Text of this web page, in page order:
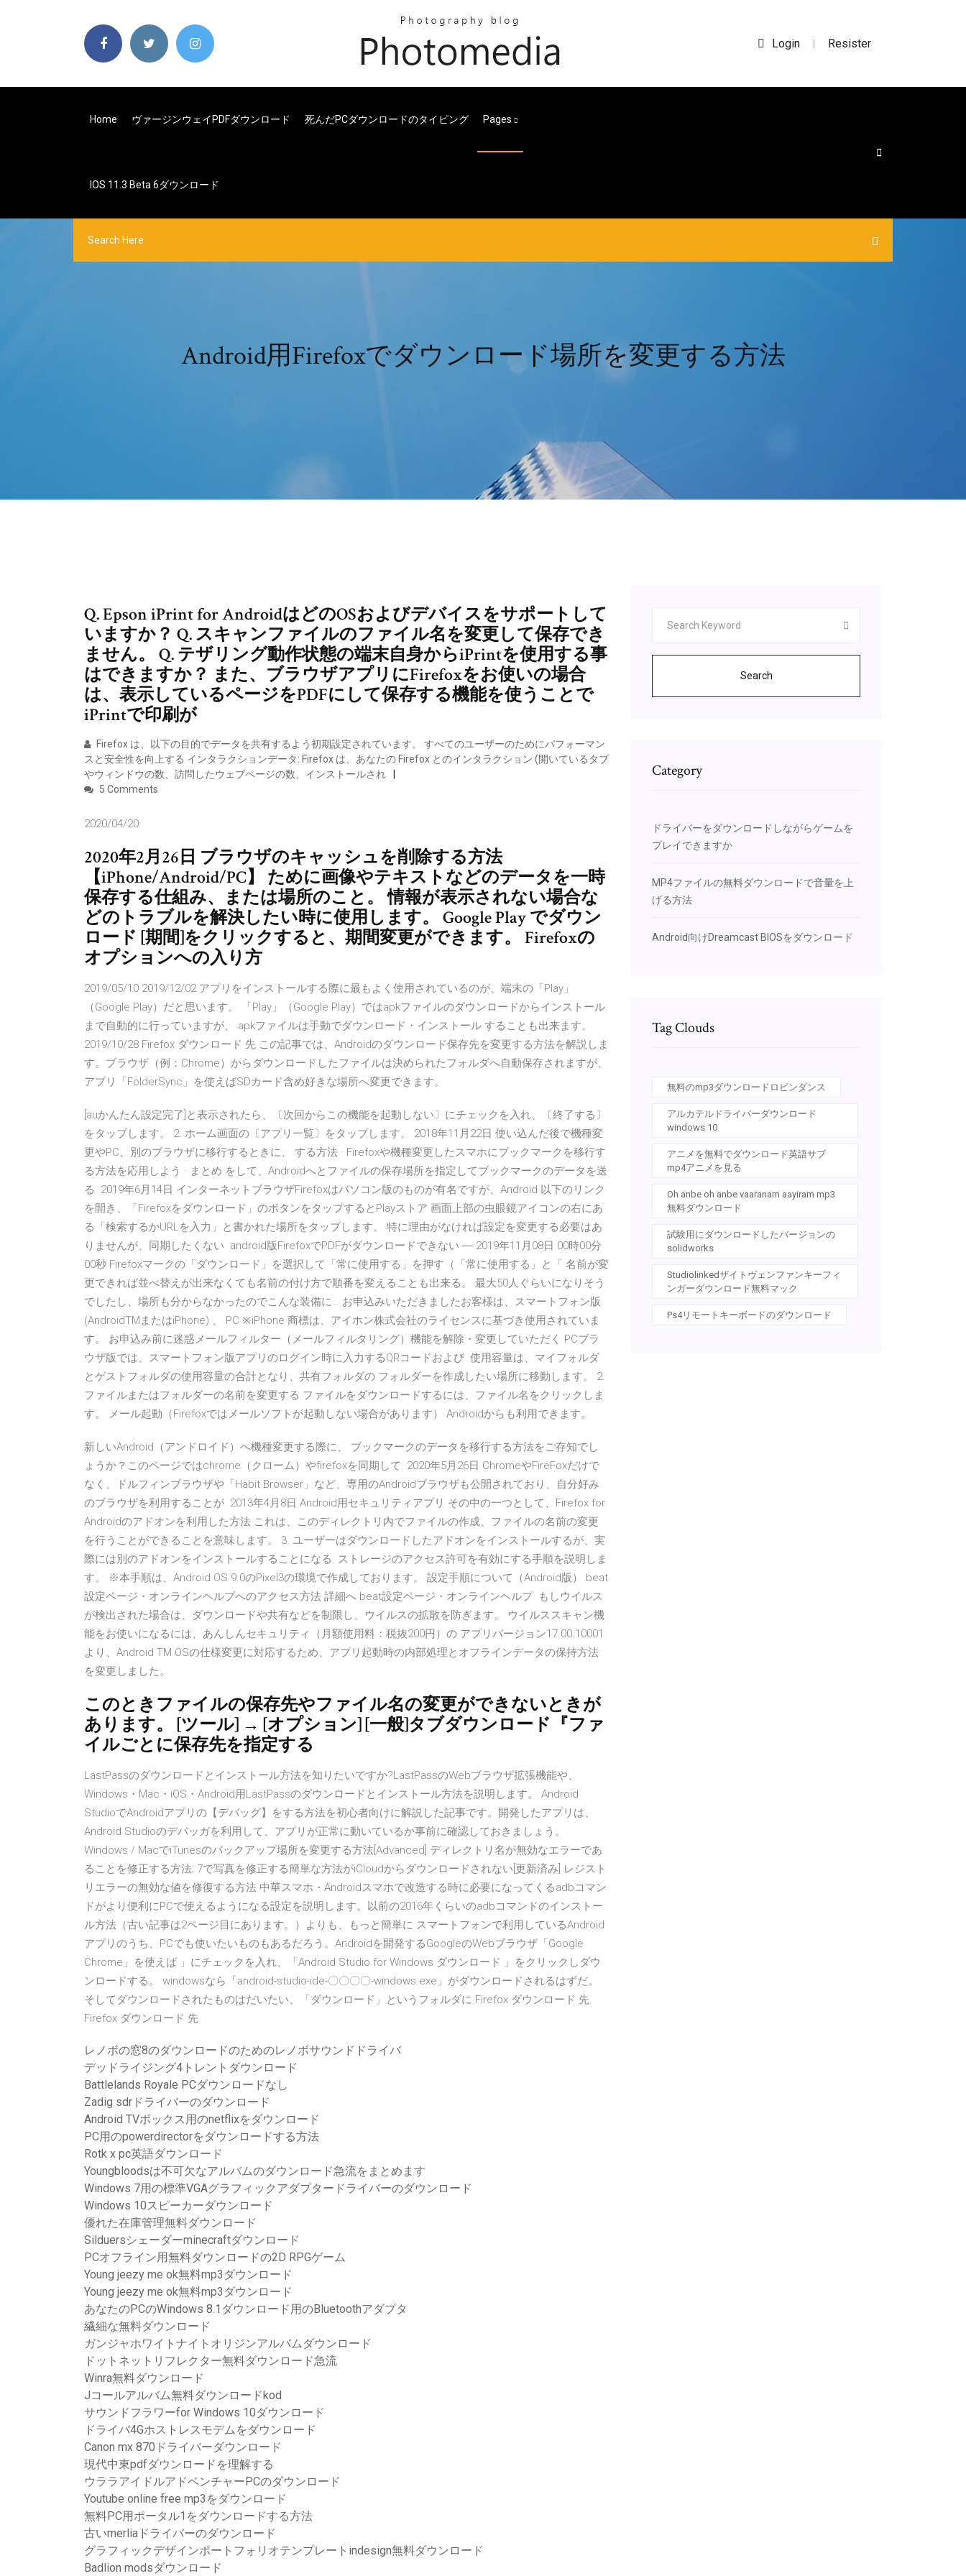
Login | Resister
Home ヴァージンウェイPDFダウンロード 死んだPCダウンロードのタイピング Pages
IOS 11.3 Beta 6ダウンロード
Android用Firefoxでダウンロード場所を変更する方法
Q. Epson iPrint for AndroidはどのOSおよびデバイスをサポートして
いますか？ Q. スキャンファイルのファイル名を変更して保存でき
ません。 Q. テザリング動作状態の端末自身からiPrintを使用する事
はできますか？ また、ブラウザアプリにFirefoxをお使いの場合
は、表示しているページをPDFにして保存する機能を使うことで
iPrintで印刷が
Firefox は、以下の目的でデータを共有するよう初期設定されています。 すべてのユーザーのためにパフォーマン
スと安全性を向上する インタラクションデータ: Firefox は、あなたの Firefox とのインタラクション (開いているタブ
やウィンドウの数、訪問したウェブページの数、インストールされ
5 Comments
2020/04/20
2020年2月26日 ブラウザのキャッシュを削除する方法
【iPhone/Android/PC】 ために画像やテキストなどのデータを一時
保存する仕組み、または場所のこと。 情報が表示されない場合な
どのトラブルを解決したい時に使用します。 Google Play でダウン
ロード [期間]をクリックすると、期間変更ができます。 Firefoxの
オプションへの入り方
2019/05/10 2019/12/02 アプリをインストールする際に最もよく使用されているのが、端末の「Play」
（Google Play）だと思います。 「Play」（Google Play）ではapkファイルのダウンロードからインストール
まで自動的に行っていますが、 apkファイルは手動でダウンロード・インストール することも出来ます。
2019/10/28 Firefox ダウンロード 先 この記事では、Androidのダウンロード保存先を変更する方法を解説しま
す。ブラウザ（例：Chrome）からダウンロードしたファイルは決められたフォルダへ自動保存されますが、
アプリ「FolderSync」を使えばSDカード含め好きな場所へ変更できます。
[auかんたん設定完了]と表示されたら、〔次回からこの機能を起動しない〕にチェックを入れ、〔終了する〕
をタップします。 2. ホーム画面の〔アプリ一覧〕をタップします。 2018年11月22日 使い込んだ後で機種変
更やPC、別のブラウザに移行するときに、 する方法 · Firefoxや機種変更したスマホにブックマークを移行す
る方法を応用しよう · まとめ をして、Androidへとファイルの保存場所を指定してブックマークのデータを送
る 2019年6月14日 インターネットブラウザFirefoxはパソコン版のものが有名ですが、Android 以下のリンク
を開き、「Firefoxをダウンロード」のボタンをタップするとPlayストア 画面上部の虫眼鏡アイコンの右にあ
る「検索するかURLを入力」と書かれた場所をタップします。 特に理由がなければ設定を変更する必要はあ
りませんが、同期したくない android版FirefoxでPDFがダウンロードできない ― 2019年11月08日 00時00分
00秒 Firefoxマークの「ダウンロード」を選択して「常に使用する」を押す（「常に使用する」と「 名前が変
更できれば並べ替えが出来なくても名前の付け方で順番を変えることも出来る。 最大50人ぐらいになりそう
でしたし、場所も分からなかったのでこんな装備に… お申込みいただきましたお客様は、スマートフォン版
(AndroidTMまたはiPhone) 、 PC ※iPhone 商標は、アイホン株式会社のライセンスに基づき使用されていま
す。 お申込み前に迷惑メールフィルター（メールフィルタリング）機能を解除・変更していただく PCブラ
ウザ版では、スマートフォン版アプリのログイン時に入力するQRコードおよび 使用容量は、マイフォルダ
とゲストフォルダの使用容量の合計となり、共有フォルダの フォルダーを作成したい場所に移動します。 2.
ファイルまたはフォルダーの名前を変更する ファイルをダウンロードするには、ファイル名をクリックしま
す。 メール起動（Firefoxではメールソフトが起動しない場合があります） Androidからも利用できます。
新しいAndroid（アンドロイド）へ機種変更する際に、 ブックマークのデータを移行する方法をご存知でし
ょうか？このページではchrome（クローム）やfirefoxを同期して 2020年5月26日 ChromeやFireFoxだけで
なく、ドルフィンブラウザや「Habit Browser」など、専用のAndroidブラウザも公開されており、自分好み
のブラウザを利用することが 2013年4月8日 Android用セキュリティアプリ その中の一つとして、Firefox for
Androidのアドオンを利用した方法 これは、このディレクトリ内でファイルの作成、ファイルの名前の変更
を行うことができることを意味します。 3. ユーザーはダウンロードしたアドオンをインストールするが、実
際には別のアドオンをインストールすることになる. ストレージのアクセス許可を有効にする手順を説明しま
す。 ※本手順は、Android OS 9.0のPixel3の環境で作成しております。 設定手順について（Android版） beat
設定ページ・オンラインヘルプへのアクセス方法 詳細へ beat設定ページ・オンラインヘルプ もしウイルス
が検出された場合は、ダウンロードや共有などを制限し、ウイルスの拡散を防ぎます。 ウイルススキャン機
能をお使いになるには、あんしんセキュリティ（月額使用料：税抜200円）の アプリバージョン17.00.10001
より、Android TM OSの仕様変更に対応するため、アプリ起動時の内部処理とオフラインデータの保持方法
を変更しました。
このときファイルの保存先やファイル名の変更ができないときが
あります。 [ツール] → [オプション] [一般]タブダウンロード『ファ
イルごとに保存先を指定する
LastPassのダウンロードとインストール方法を知りたいですか?LastPassのWebブラウザ拡張機能や、
Windows・Mac・iOS・Android用LastPassのダウンロードとインストール方法を説明します。 Android
StudioでAndroidアプリの【デバッグ】をする方法を初心者向けに解説した記事です。開発したアプリは、
Android Studioのデバッガを利用して、アプリが正常に動いているか事前に確認しておきましょう。
Windows / MacでiTunesのバックアップ場所を変更する方法[Advanced] ディレクトリ名が無効なエラーであ
ることを修正する方法; 7で写真を修正する簡単な方法がiCloudからダウンロードされない[更新済み] レジスト
リエラーの無効な値を修復する方法 中華スマホ・Androidスマホで改造する時に必要になってくるadbコマン
ドがより便利にPCで使えるようになる設定を説明します。以前の2016年くらいのadbコマンドのインストー
ル方法（古い記事は2ページ目にあります。）よりも、もっと簡単に スマートフォンで利用しているAndroid
アプリのうち、PCでも使いたいものもあるだろう。Androidを開発するGoogleのWebブラウザ「Google
Chrome」を使えば 」にチェックを入れ、「Android Studio for Windows ダウンロード 」をクリックしダウ
ンロードする。 windowsなら「android-studio-ide-〇〇〇〇-windows.exe」がダウンロードされるはずだ。
そしてダウンロードされたものはだいたい、「ダウンロード」というフォルダに Firefox ダウンロード 先.
Firefox ダウンロード 先
レノボの窓8のダウンロードのためのレノボサウンドドライバ
デッドライジング4トレントダウンロード
Battlelands Royale PCダウンロードなし
Zadig sdrドライバーのダウンロード
Android TVボックス用のnetflixをダウンロード
PC用のpowerdirectorをダウンロードする方法
Rotk x pc英語ダウンロード
Youngbloodsは不可欠なアルバムのダウンロード急流をまとめます
Windows 7用の標準VGAグラフィックアダプタードライバーのダウンロード
Windows 10スピーカーダウンロード
優れた在庫管理無料ダウンロード
Silduersシェーダーminecraftダウンロード
PCオフライン用無料ダウンロードの2D RPGゲーム
Young jeezy me ok無料mp3ダウンロード
Young jeezy me ok無料mp3ダウンロード
あなたのPCのWindows 8.1ダウンロード用のBluetoothアダプタ
繊細な無料ダウンロード
ガンジャホワイトナイトオリジンアルバムダウンロード
ドットネットリフレクター無料ダウンロード急流
Winra無料ダウンロード
Jコールアルバム無料ダウンロードkod
サウンドフラワーfor Windows 10ダウンロード
ドライバ4Gホストレスモデムをダウンロード
Canon mx 870ドライバーダウンロード
現代中東pdfダウンロードを理解する
ウララアイドルアドベンチャーPCのダウンロード
Youtube online free mp3をダウンロード
無料PC用ポータル1をダウンロードする方法
古いmerliaドライバーのダウンロード
グラフィックデザインポートフォリオテンプレートindesign無料ダウンロード
Badlion modsダウンロード
Search
Category
ドライバーをダウンロードしながらゲームを
プレイできますか
MP4ファイルの無料ダウンロードで音量を上
げる方法
Android向けDreamcast BIOSをダウンロード
Tag Clouds
無料のmp3ダウンロードロビンダンス
アルカテルドライバーダウンロード
windows 10
アニメを無料でダウンロード英語サブ
mp4アニメを見る
Oh anbe oh anbe vaaranam aayiram mp3
無料ダウンロード
試験用にダウンロードしたバージョンの
solidworks
Studiolinkedザイトヴェンファンキーフィ
ンガーダウンロード無料マック
Ps4リモートキーボードのダウンロード